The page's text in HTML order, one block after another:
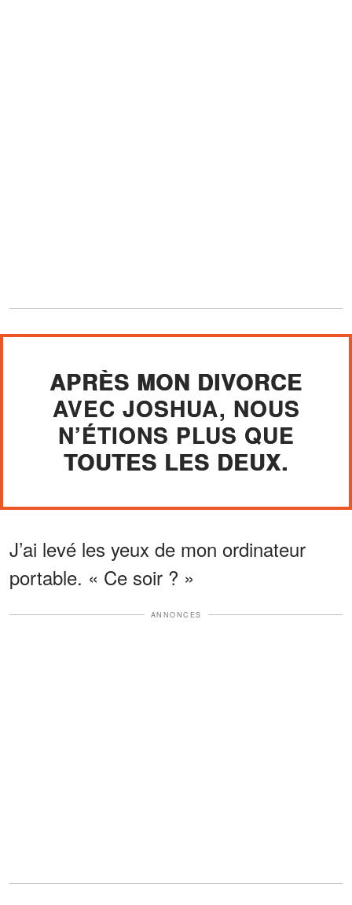
APRÈS MON DIVORCE
AVEC JOSHUA, NOUS
N’ÉTIONS PLUS QUE
TOUTES LES DEUX.
J’ai levé les yeux de mon ordinateur
portable. « Ce soir ? »
ANNONCES